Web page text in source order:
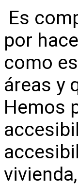
Es
por
como
áreas y
Hemos